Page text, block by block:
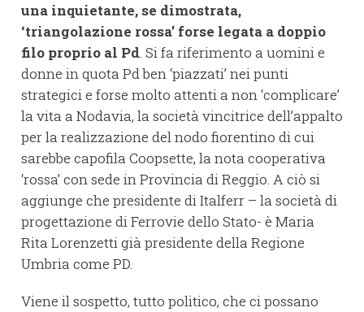
una inquietante, se dimostrata,
‘triangolazione rossa’ forse legata a doppio
filo proprio al Pd. Si fa riferimento a uomini e
donne in quota Pd ben ‘piazzati’ nei punti
strategici e forse molto attenti a non ‘complicare’
la vita a Nodavia, la società vincitrice dell’appalto
per la realizzazione del nodo fiorentino di cui
sarebbe capofila Coopsette, la nota cooperativa
‘rossa’ con sede in Provincia di Reggio. A ciò si
aggiunge che presidente di Italferr – la società di
progettazione di Ferrovie dello Stato- è Maria
Rita Lorenzetti già presidente della Regione
Umbria come PD.
Viene il sospetto, tutto politico, che ci possano